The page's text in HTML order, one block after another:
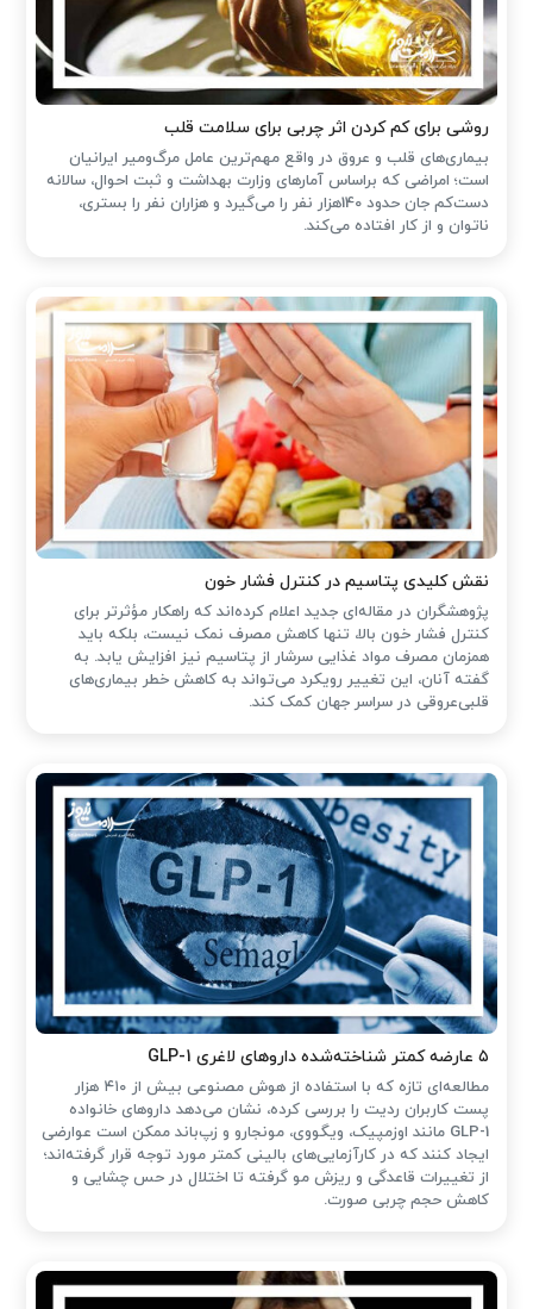
روشی برای کم کردن اثر چربی برای سلامت قلب
بیماری‌های قلب و عروق در واقع مهم‌ترین عامل مرگ‌ومیر ایرانیان
است؛ امراضی که براساس آمارهای وزارت بهداشت و ثبت احوال، سالانه
دست‌کم جان حدود 140هزار نفر را می‌گیرد و هزاران نفر را بستری،
ناتوان و از کار افتاده می‌کند.
نقش کلیدی پتاسیم در کنترل فشار خون
پژوهشگران در مقاله‌ای جدید اعلام کرده‌اند که راهکار مؤثرتر برای
کنترل فشار خون بالا، تنها کاهش مصرف نمک نیست، بلکه باید
همزمان مصرف مواد غذایی سرشار از پتاسیم نیز افزایش یابد. به
گفته آنان، این تغییر رویکرد می‌تواند به کاهش خطر بیماری‌های
قلبی‌عروقی در سراسر جهان کمک کند.
۵ عارضه کمتر شناخته‌شده داروهای لاغری GLP-1
مطالعه‌ای تازه که با استفاده از هوش مصنوعی بیش از ۴۱۰ هزار
پست کاربران ردیت را بررسی کرده، نشان می‌دهد داروهای خانواده
GLP-1 مانند اوزمپیک، ویگووی، مونجارو و زپ‌باند ممکن است عوارضی
ایجاد کنند که در کارآزمایی‌های بالینی کمتر مورد توجه قرار گرفته‌اند؛
از تغییرات قاعدگی و ریزش مو گرفته تا اختلال در حس چشایی و
کاهش حجم چربی صورت.